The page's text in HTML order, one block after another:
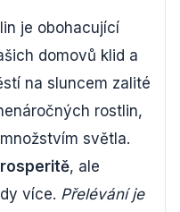
je obohacující
domovů klid a
na sluncem zalité
rostlin,
světla.
, ale
více. Přelévání je